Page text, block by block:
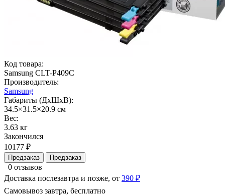
Код товара:
Samsung CLT-P409C
Производитель:
Samsung
Габариты (ДхШхВ):
34.5×31.5×20.9 см
Вес:
3.63 кг
Закончился
10177 ₽
Предзаказ Предзаказ
0 отзывов
Доставка послезавтра и позже, от 390 ₽
Самовывоз завтра, бесплатно